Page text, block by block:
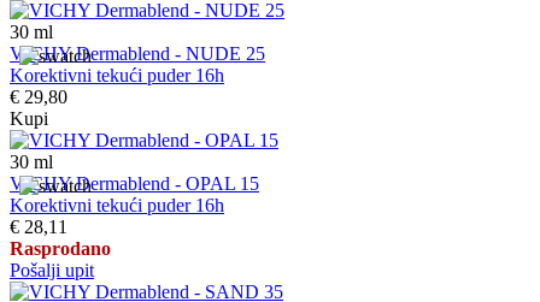
30 ml
VICHY Dermablend - NUDE 25
Korektivni tekući puder 16h
€ 29,80
Kupi
30 ml
VICHY Dermablend - OPAL 15
Korektivni tekući puder 16h
€ 28,11
Rasprodano
Pošalji upit